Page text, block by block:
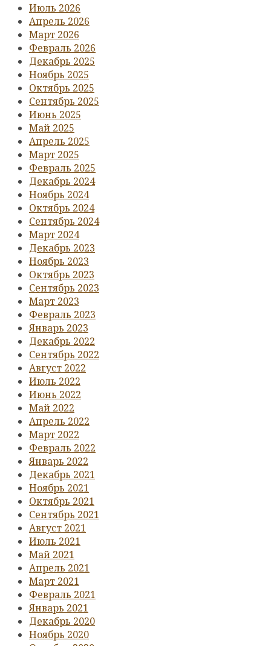
Июль 2026
Апрель 2026
Март 2026
Февраль 2026
Декабрь 2025
Ноябрь 2025
Октябрь 2025
Сентябрь 2025
Июнь 2025
Май 2025
Апрель 2025
Март 2025
Февраль 2025
Декабрь 2024
Ноябрь 2024
Октябрь 2024
Сентябрь 2024
Март 2024
Декабрь 2023
Ноябрь 2023
Октябрь 2023
Сентябрь 2023
Март 2023
Февраль 2023
Январь 2023
Декабрь 2022
Сентябрь 2022
Август 2022
Июль 2022
Июнь 2022
Май 2022
Апрель 2022
Март 2022
Февраль 2022
Январь 2022
Декабрь 2021
Ноябрь 2021
Октябрь 2021
Сентябрь 2021
Август 2021
Июль 2021
Май 2021
Апрель 2021
Март 2021
Февраль 2021
Январь 2021
Декабрь 2020
Ноябрь 2020